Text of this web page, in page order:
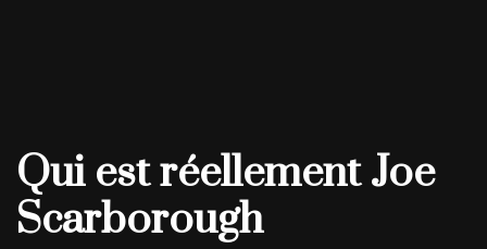
Qui est réellement Joe
Scarborough